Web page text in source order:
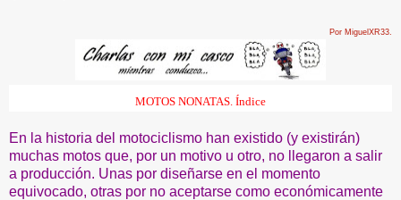
Por MiguelXR33.
MOTOS NONATAS. Índice
En la historia del motociclismo han existido (y existirán)
muchas motos que, por un motivo u otro, no llegaron a salir
a producción. Unas por diseñarse en el momento
equivocado, otras por no aceptarse como económicamente